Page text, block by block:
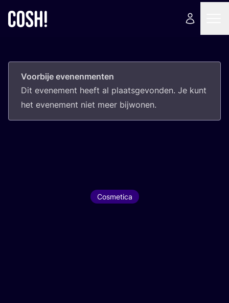
Voorbije evenenmenten
Dit eve­ne­ment heeft al plaats­ge­von­den. Je kunt
het eve­ne­ment niet meer bijwonen.
Cosmetica